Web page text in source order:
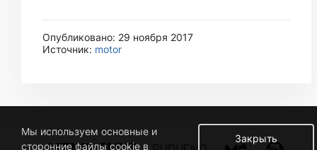
Опубликовано: 29 ноября 2017
Источник: motor
Закрыть
Мы используем основные и
сторонние файлы cookie в